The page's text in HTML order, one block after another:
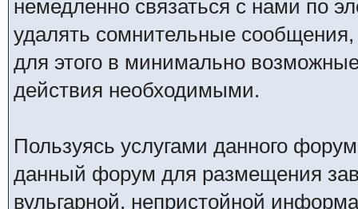
немедленно связаться с нами по
удалять сомнительные
для этого в минимально
действия необходимыми.
Пользуясь услугами данного
данный форум для размещения
вульгарной, непристойной